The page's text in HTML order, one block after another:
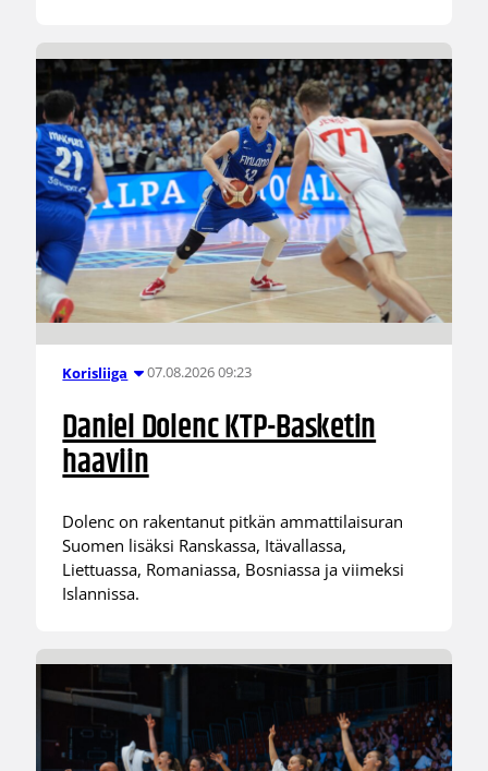
Korisliiga 07.08.2026 09:23
Daniel Dolenc KTP-Basketin
haaviin
Dolenc on rakentanut pitkän ammattilaisuran
Suomen lisäksi Ranskassa, Itävallassa,
Liettuassa, Romaniassa, Bosniassa ja viimeksi
Islannissa.